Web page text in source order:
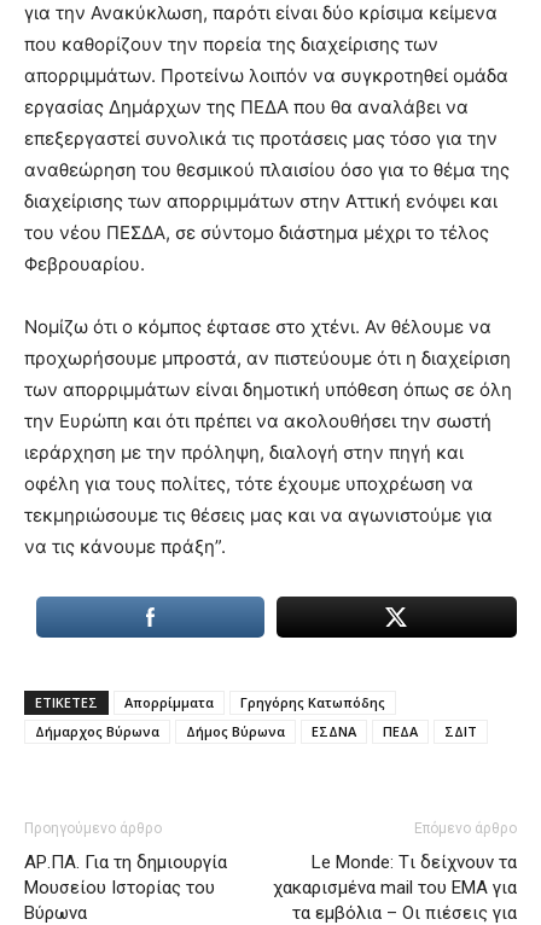
για την Ανακύκλωση, παρότι είναι δύο κρίσιμα κείμενα
που καθορίζουν την πορεία της διαχείρισης των
απορριμμάτων. Προτείνω λοιπόν να συγκροτηθεί ομάδα
εργασίας Δημάρχων της ΠΕΔΑ που θα αναλάβει να
επεξεργαστεί συνολικά τις προτάσεις μας τόσο για την
αναθεώρηση του θεσμικού πλαισίου όσο για το θέμα της
διαχείρισης των απορριμμάτων στην Αττική ενόψει και
του νέου ΠΕΣΔΑ, σε σύντομο διάστημα μέχρι το τέλος
Φεβρουαρίου.
Νομίζω ότι ο κόμπος έφτασε στο χτένι. Αν θέλουμε να
προχωρήσουμε μπροστά, αν πιστεύουμε ότι η διαχείριση
των απορριμμάτων είναι δημοτική υπόθεση όπως σε όλη
την Ευρώπη και ότι πρέπει να ακολουθήσει την σωστή
ιεράρχηση με την πρόληψη, διαλογή στην πηγή και
οφέλη για τους πολίτες, τότε έχουμε υποχρέωση να
τεκμηριώσουμε τις θέσεις μας και να αγωνιστούμε για
να τις κάνουμε πράξη”.
ΕΤΙΚΕΤΕΣ Απορρίμματα
Γρηγόρης Κατωπόδης
Δήμαρχος Βύρωνα
Δήμος Βύρωνα ΕΣΔΝΑ ΠΕΔΑ ΣΔΙΤ
Προηγούμενο άρθρο
ΑΡ.ΠΑ. Για τη δημιουργία
Μουσείου Ιστορίας του
Βύρωνα
Επόμενο άρθρο
Le Monde: Tι δείχνουν τα
χακαρισμένα mail του EMA για
τα εμβόλια – Οι πιέσεις για